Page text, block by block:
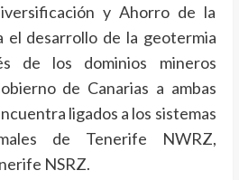
y Ahorro de la
el desarrollo de la geotermia
de los dominios mineros
de Canarias a ambas
ligados a los sistemas
de Tenerife NWRZ,
NSRZ.